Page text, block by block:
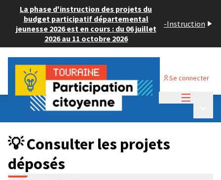
La phase d'instruction des projets du
budget participatif départemental
jeunesse 2026 est en cours : du 06 juillet
2026 au 11 octobre 2026
-Instruction
Se connecter
Budget Participatif JEUNESSE 2024
💡 Consulter les projets déposés
💡 Consulter les projets
déposés